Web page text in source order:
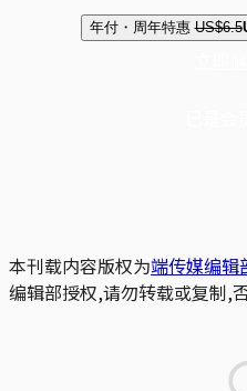
年付・周年特惠 US$6.5
本刊载内容版权为端传媒编辑
编辑部授权,请勿转载或复制,